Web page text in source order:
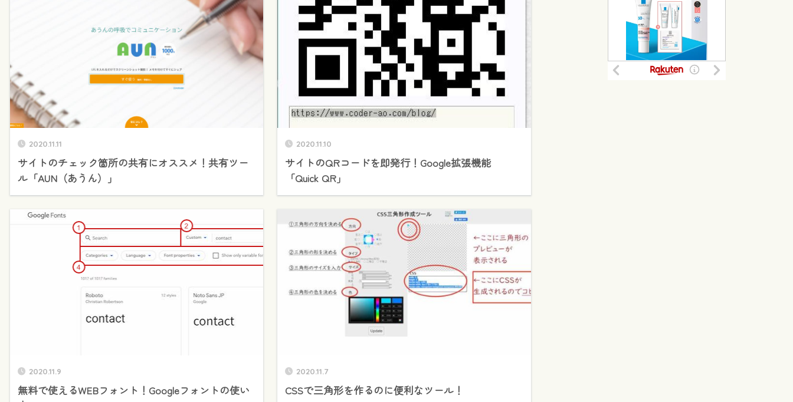
2020.11.11
サイトのチェック箇所の共有にオススメ！共有ツー
ル「AUN（あうん）」
2020.11.10
サイトのQRコードを即発行！Google拡張機能
「Quick QR」
2020.11.9
無料で使えるWEBフォント！Googleフォントの使い
2020.11.7
CSSで三角形を作るのに便利なツール！